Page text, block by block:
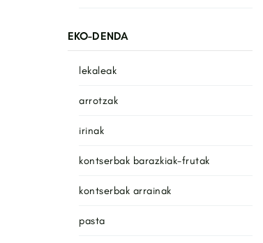
EKO-DENDA
lekaleak
arrotzak
irinak
kontserbak barazkiak-frutak
kontserbak arrainak
pasta